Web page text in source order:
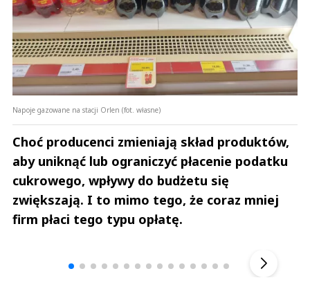
Napoje gazowane na stacji Orlen (fot. własne)
Choć producenci zmieniają skład produktów,
aby uniknąć lub ograniczyć płacenie podatku
cukrowego, wpływy do budżetu się
zwiększają. I to mimo tego, że coraz mniej
firm płaci tego typu opłatę.